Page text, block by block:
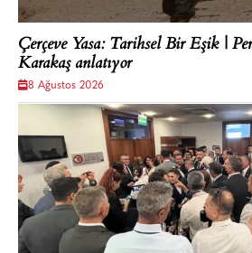
Çerçeve Yasa: Tarihsel Bir Eşik |
Karakaş anlatıyor
8 Ağustos 2026